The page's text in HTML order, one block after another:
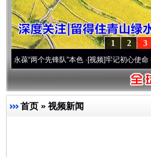
3
2
1
个先锋队”本色·[视频]牢记初心使命 奋进复兴
首页 » 视频新闻